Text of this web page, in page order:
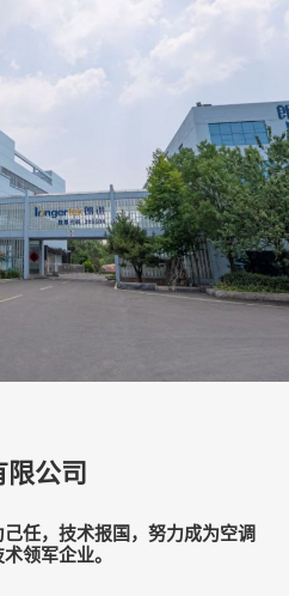
公司
任，技术报国，努力成为空调
领军企业。